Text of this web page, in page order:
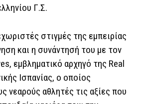
Γ.Σ.
στιγμές της εμπειρίας
και η συνάντησή του με τον
εμβληματικό αρχηγό της Real
Ισπανίας, ο οποίος
νεαρούς αθλητές τις αξίες που